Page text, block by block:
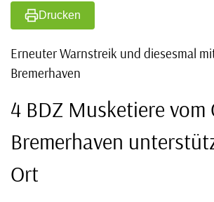
Drucken
Erneuter Warnstreik und diesesmal
Bremerhaven
4 BDZ Musketiere vom
Bremerhaven
Ort